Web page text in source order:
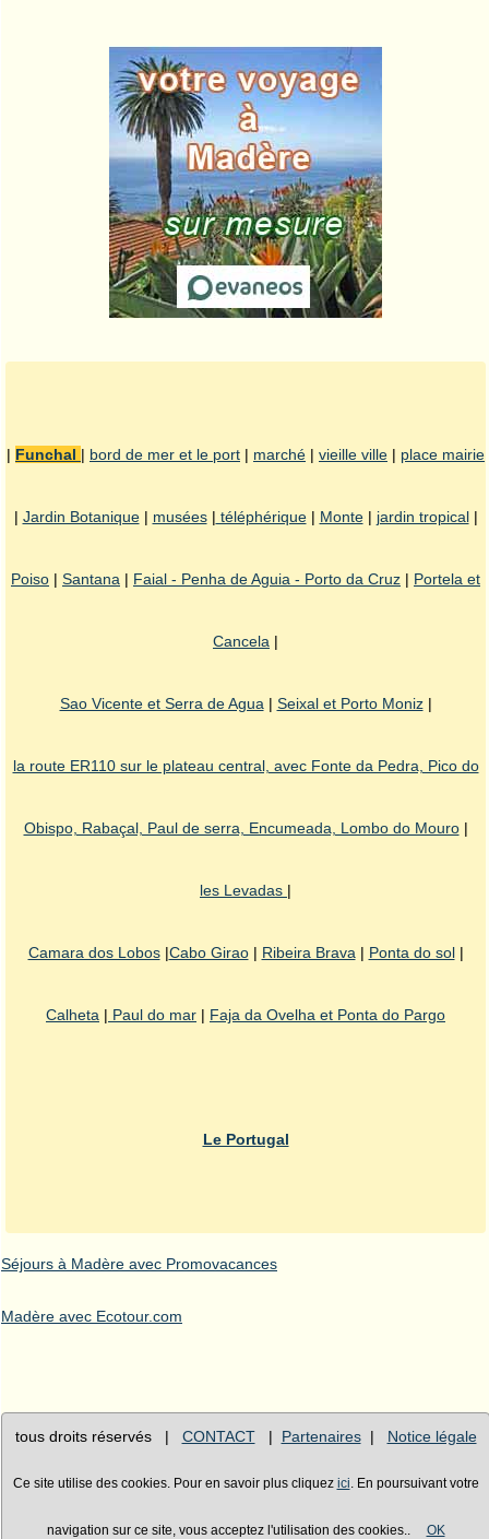
| Funchal | bord de mer et le port | marché | vieille ville | place mairie
| Jardin Botanique| musées| téléphérique| Monte| jardin tropical|
Poiso | Santana | Faial - Penha de Aguia - Porto da Cruz | Portela et
Cancela |
Sao Vicente et Serra de Agua | Seixal et Porto Moniz|
la route ER110 sur le plateau central, avec Fonte da Pedra, Pico do
Obispo, Rabaçal, Paul de serra, Encumeada, Lombo do Mouro|
les Levadas |
Camara dos Lobos|Cabo Girao| Ribeira Brava | Ponta do sol|
Calheta | Paul do mar | Faja da Ovelha et Ponta do Pargo
Le Portugal
Séjours à Madère avec Promovacances
Madère avec Ecotour.com
tous droits réservés | CONTACT| Partenaires| Notice légale
Ce site utilise des cookies. Pour en savoir plus cliquez ici . En poursuivant votre
navigation sur ce site, vous acceptez l'utilisation des cookies.. OK